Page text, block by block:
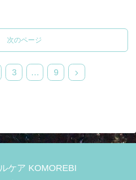
次のページ
3 … 9
次
ケア KOMOREBI